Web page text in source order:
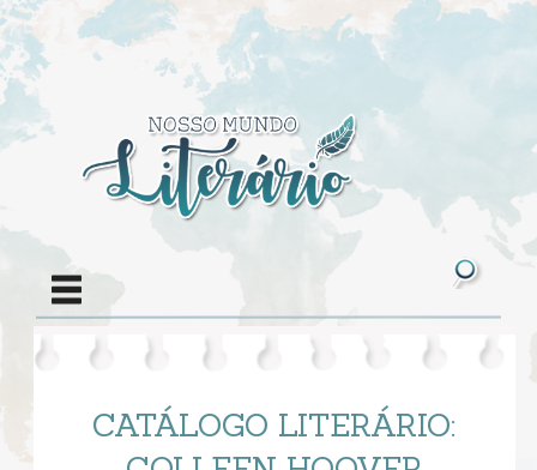
CATÁLOGO LITERÁRIO: